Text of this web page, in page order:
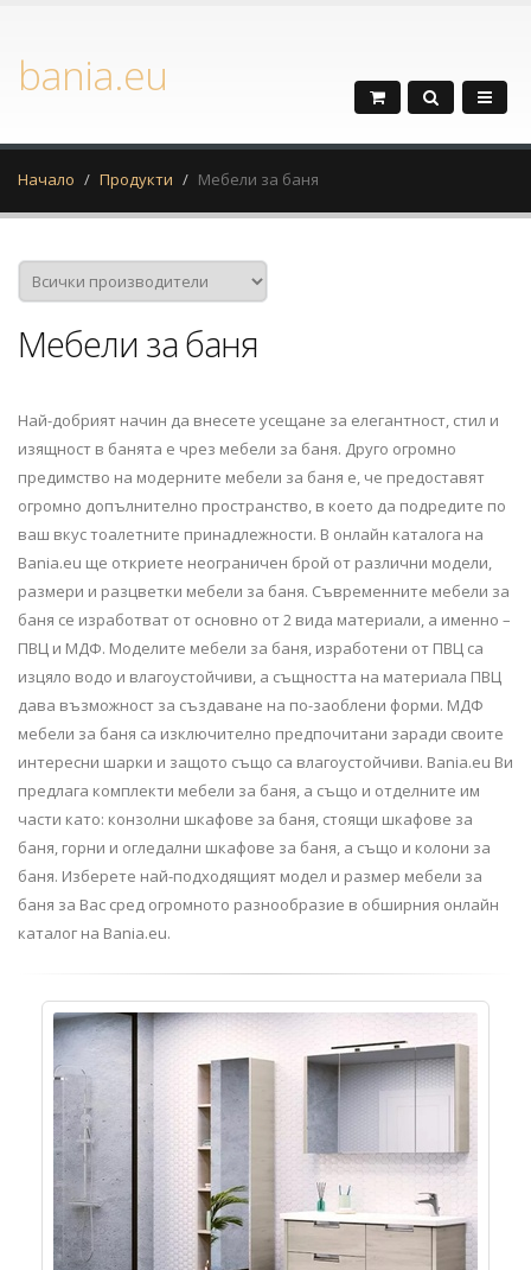
bania.eu
Начало Продукти Мебели за баня
Мебели за баня
Най-добрият начин да внесете усещане за елегантност, стил и
изящност в банята е чрез мебели за баня. Друго огромно
предимство на модерните мебели за баня е, че предоставят
огромно допълнително пространство, в което да подредите по
ваш вкус тоалетните принадлежности. В онлайн каталога на
Bania.eu ще откриете неограничен брой от различни модели,
размери и разцветки мебели за баня. Съвременните мебели за
баня се изработват от основно от 2 вида материали, а именно –
ПВЦ и МДФ. Моделите мебели за баня, изработени от ПВЦ са
изцяло водо и влагоустойчиви, а същността на материала ПВЦ
дава възможност за създаване на по-заоблени форми. МДФ
мебели за баня са изключително предпочитани заради своите
интересни шарки и защото също са влагоустойчиви. Bania.eu Ви
предлага комплекти мебели за баня, а също и отделните им
части като: конзолни шкафове за баня, стоящи шкафове за
баня, горни и огледални шкафове за баня, а също и колони за
баня. Изберете най-подходящият модел и размер мебели за
баня за Вас сред огромното разнообразие в обширния онлайн
каталог на Bania.eu.